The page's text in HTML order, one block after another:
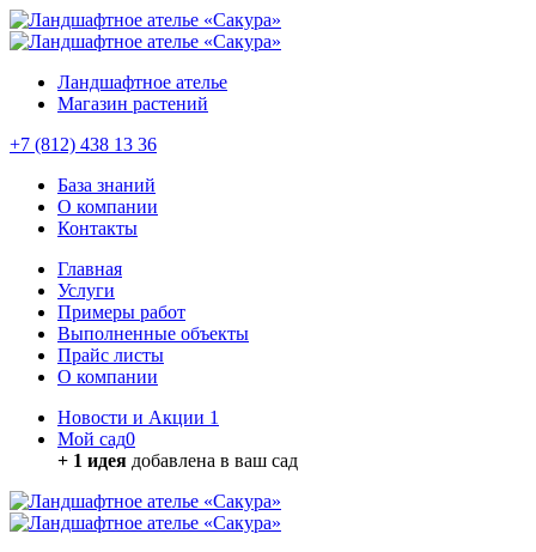
Ландшафтное ателье
Магазин растений
+7 (812) 438 13 36
База знаний
О компании
Контакты
Главная
Услуги
Примеры работ
Выполненные объекты
Прайс листы
О компании
Новости и Акции 1
Мой сад0
+ 1 идея добавлена в ваш сад